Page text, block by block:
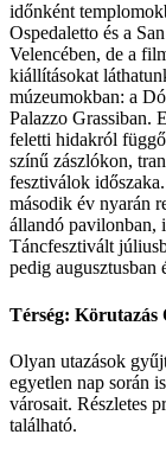
időnként
Ospedaletto és a
Velencében, de a
kiállításokat
múzeumokban: a
Palazzo Grassiban.
feletti hidakról
színű zászlókon,
fesztiválok
második év nyarán
állandó pavilonban,
Táncfesztivált
pedig augusztusban
Térség: Körutazás
Olyan utazások
egyetlen nap során
városait. Részletes
található.